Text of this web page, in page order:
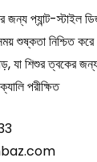
জন্য প্যান্ট-স্টাইল
শুষ্কতা নিশ্চিত করে
যা শিশুর ত্বকের
পরীক্ষিত